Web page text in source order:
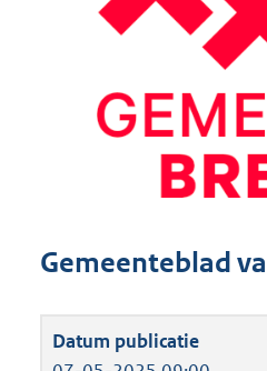
Gemeenteblad